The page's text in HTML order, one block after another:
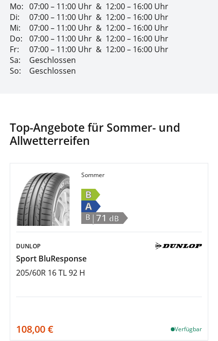
Mo: 07:00 – 11:00 Uhr & 12:00 – 16:00 Uhr
Di:
07:00 – 11:00 Uhr & 12:00 – 16:00 Uhr
Mi:
07:00 – 11:00 Uhr & 12:00 – 16:00 Uhr
Do:
07:00 – 11:00 Uhr & 12:00 – 16:00 Uhr
Fr:
07:00 – 11:00 Uhr & 12:00 – 16:00 Uhr
Sa:
Geschlossen
So:
Geschlossen
Top-Angebote für Sommer- und
Allwetterreifen
Sommer
B
A
B |71 dB
DUNLOP
Sport BluResponse
205/60R 16 TL 92 H
108,00 € Verfügbar